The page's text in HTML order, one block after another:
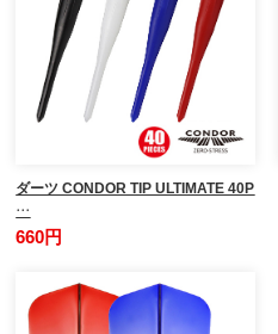
ダーツ CONDOR TIP ULTIMATE 40P
…
660円